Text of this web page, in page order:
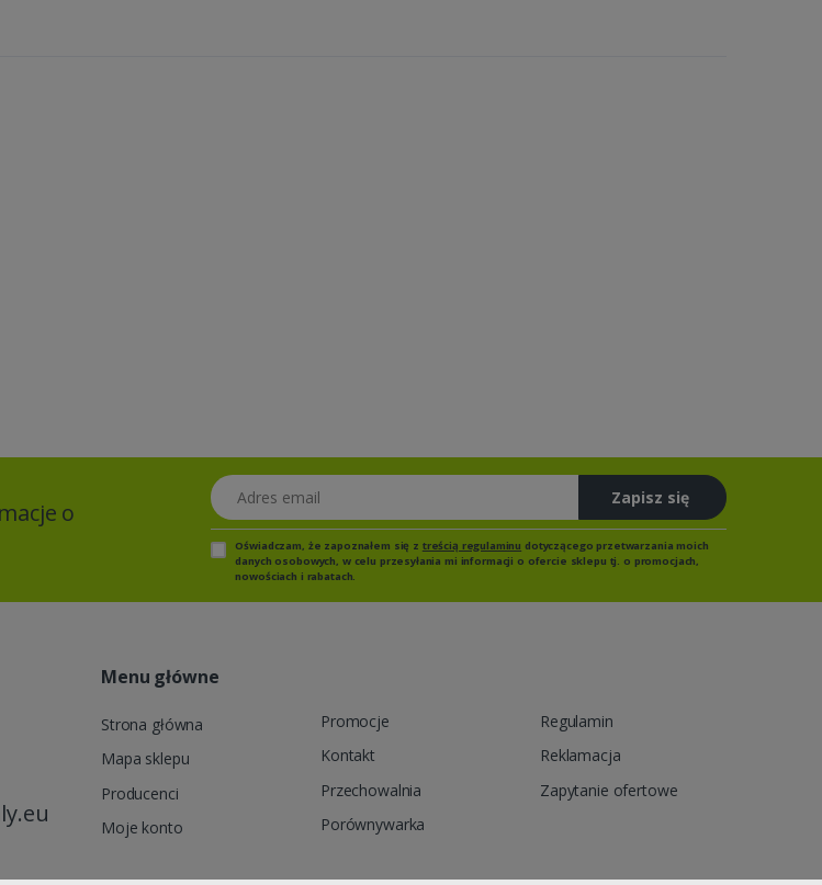
o
Adres email
Zapisz się
Oświadczam, że zapoznałem się z treścią regulaminu dotyczącego przetwarzania moich
danych osobowych, w celu przesyłania mi informacji o ofercie sklepu tj. o promocjach,
nowościach i rabatach.
Menu główne
Strona główna
Mapa sklepu
Producenci
Moje konto
Promocje
Kontakt
Przechowalnia
Porównywarka
Regulamin
Reklamacja
Zapytanie ofertowe